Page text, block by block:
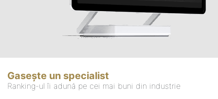
Gasește un specialist
Ranking-ul îi adună pe cei mai buni din industrie